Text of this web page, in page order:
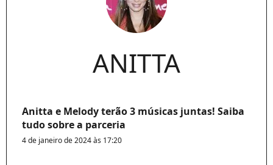
ANITTA
Anitta e Melody terão 3 músicas juntas! Saiba
tudo sobre a parceria
4 de janeiro de 2024 às 17:20